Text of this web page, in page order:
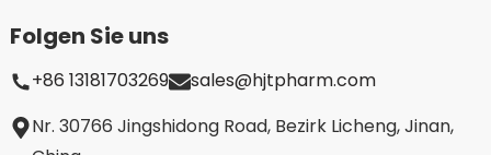
Folgen Sie uns
+86 13181703269
sales@hjtpharm.com
Nr. 30766 Jingshidong Road, Bezirk Licheng, Jinan,